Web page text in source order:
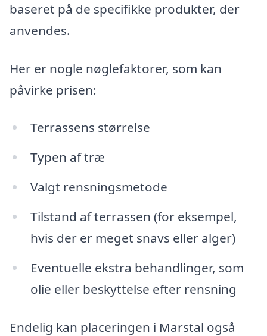
baseret på de specifikke produkter, der
anvendes.
Her er nogle nøglefaktorer, som kan
påvirke prisen:
Terrassens størrelse
Typen af træ
Valgt rensningsmetode
Tilstand af terrassen (for eksempel,
hvis der er meget snavs eller alger)
Eventuelle ekstra behandlinger, som
olie eller beskyttelse efter rensning
Endelig kan placeringen i Marstal også